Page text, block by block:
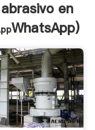
en
WhatsApp)